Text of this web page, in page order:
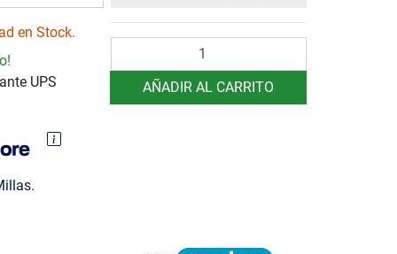
en Stock.
UPS
AÑADIR AL CARRITO